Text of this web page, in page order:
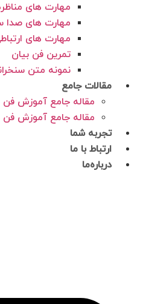
مهارت های
مهارت های صدا
مهارت های
تمرین فن بیان
نمونه متن
مقالات جامع
مقاله جامع آموزش فن
مقاله جامع آموزش فن
تجربه شما
ارتباط با ما
درباره‌ما